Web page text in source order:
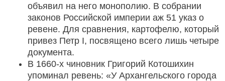
объявил на него монополию. В собрании
законов Российской империи аж 51 указ о
ревене. Для сравнения, картофелю, который
привез Петр I, посвящено всего лишь четыре
документа.
В 1660-х чиновник Григорий Котошихин
упоминал ревень: «У Архангельского города